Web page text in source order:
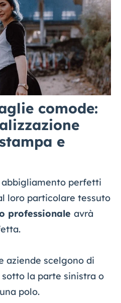
comode:
e
abbigliamento perfetti
loro particolare tessuto
professionale avrà
aziende scelgono di
la parte sinistra o
polo.